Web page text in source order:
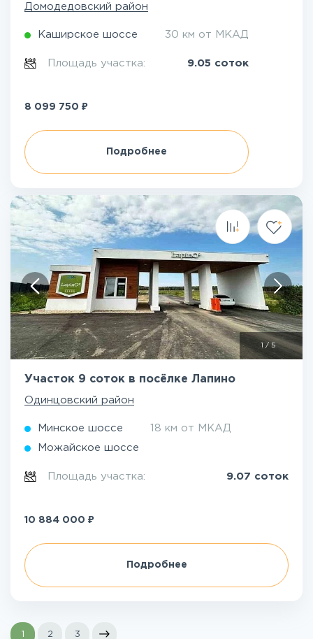
Домодедовский район
Каширское шоссе 30 км от МКАД
Площадь участка: 9.05 соток
8 099 750 ₽
Подробнее
/ 5
Участок 9 соток в посёлке Лапино
Одинцовский район
Минское шоссе 18 км от МКАД
Можайское шоссе
Площадь участка: 9.07 соток
10 884 000 ₽
Подробнее
1 2 3